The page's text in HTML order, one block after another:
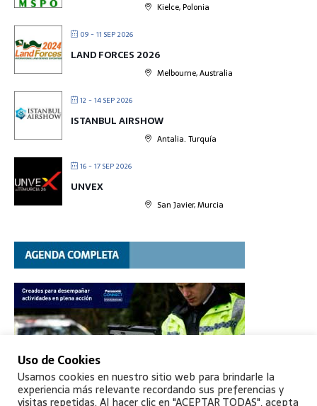
Kielce, Polonia
09 - 11 SEP 2026
LAND FORCES 2026
Melbourne, Australia
12 - 14 SEP 2026
ISTANBUL AIRSHOW
Antalia. Turquía
16 - 17 SEP 2026
UNVEX
San Javier, Murcia
Uso de Cookies
Usamos cookies en nuestro sitio web para brindarle la
experiencia más relevante recordando sus preferencias y
visitas repetidas. Al hacer clic en "ACEPTAR TODAS", acepta